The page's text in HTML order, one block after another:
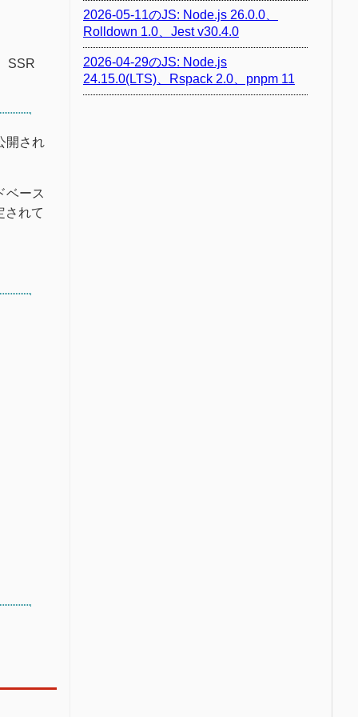
SSR
開され
ベース
されて
2026-05-11のJS: Node.js 26.0.0、
Rolldown 1.0、Jest v30.4.0
2026-04-29のJS: Node.js
24.15.0(LTS)、Rspack 2.0、pnpm 11